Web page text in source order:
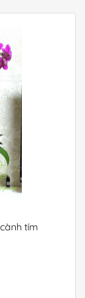
tím